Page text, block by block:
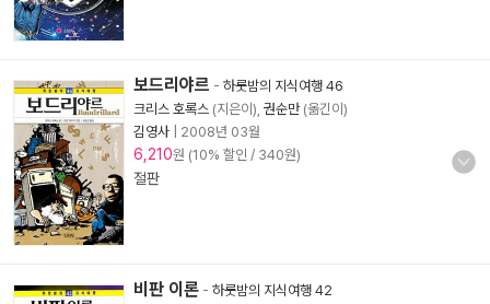
보드리야르 - 하룻밤의 지식여행 46
크리스 호록스 (지은이), 권순만(옮긴이)
김영사
2008년 03월
6,210원 (10% 할인 / 340원)
절판
비판 이론 - 하룻밤의 지식여행 42